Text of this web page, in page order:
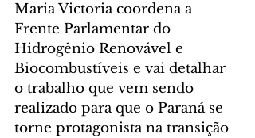
Maria Victoria coordena a
Frente Parlamentar do
Hidrogênio Renovável e
Biocombustíveis e vai detalhar
o trabalho que vem sendo
realizado para que o Paraná se
torne protagonista na transição